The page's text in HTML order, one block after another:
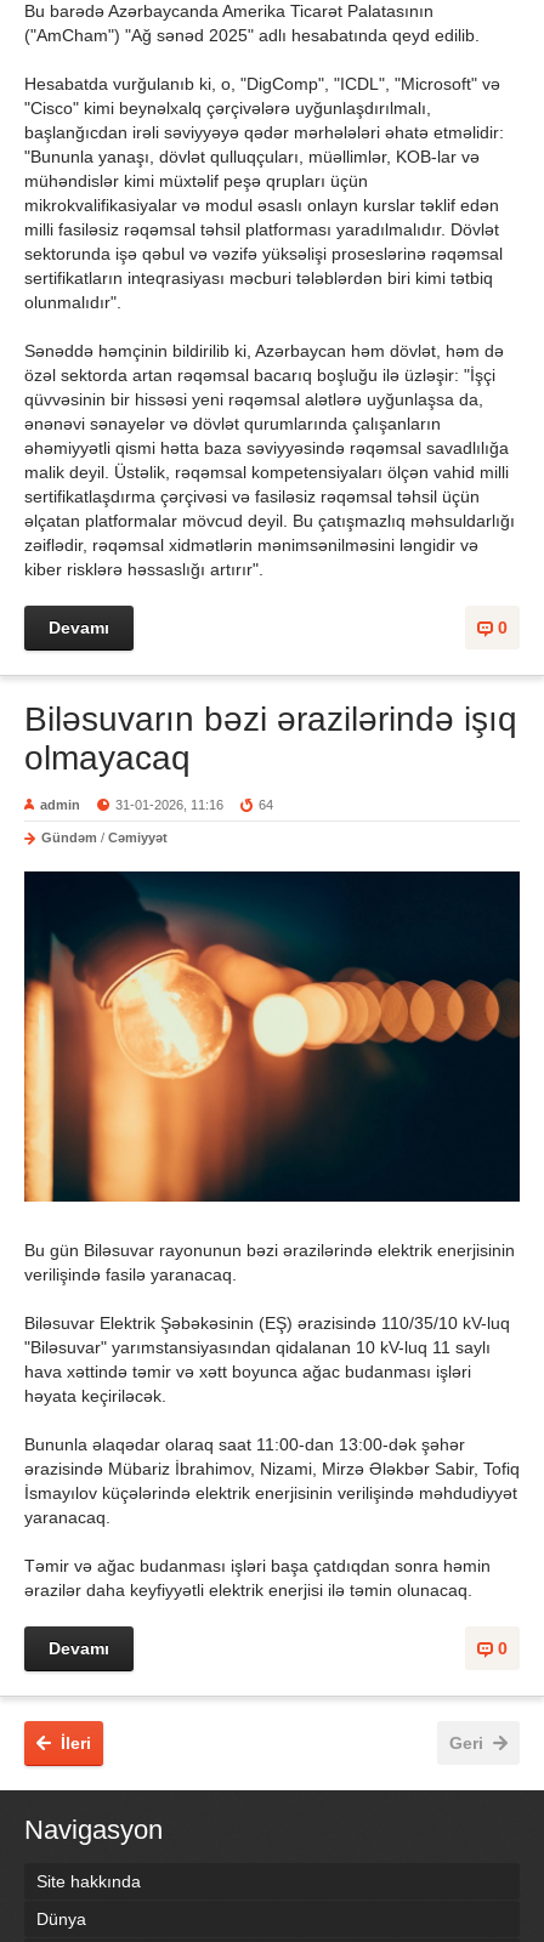
Bu barədə Azərbaycanda Amerika Ticarət Palatasının
("AmCham") "Ağ sənəd 2025" adlı hesabatında qeyd edilib.
Hesabatda vurğulanıb ki, o, "DigComp", "ICDL", "Microsoft" və
"Cisco" kimi beynəlxalq çərçivələrə uyğunlaşdırılmalı,
başlanğıcdan irəli səviyyəyə qədər mərhələləri əhatə etməlidir:
"Bununla yanaşı, dövlət qulluqçuları, müəllimlər, KOB-lar və
mühəndislər kimi müxtəlif peşə qrupları üçün
mikrokvalifikasiyalar və modul əsaslı onlayn kurslar təklif edən
milli fasiləsiz rəqəmsal təhsil platforması yaradılmalıdır. Dövlət
sektorunda işə qəbul və vəzifə yüksəlişi proseslərinə rəqəmsal
sertifikatların inteqrasiyası məcburi tələblərdən biri kimi tətbiq
olunmalıdır".
Sənəddə həmçinin bildirilib ki, Azərbaycan həm dövlət, həm də
özəl sektorda artan rəqəmsal bacarıq boşluğu ilə üzləşir: "İşçi
qüvvəsinin bir hissəsi yeni rəqəmsal alətlərə uyğunlaşsa da,
ənənəvi sənayelər və dövlət qurumlarında çalışanların
əhəmiyyətli qismi hətta baza səviyyəsində rəqəmsal savadlılığa
malik deyil. Üstəlik, rəqəmsal kompetensiyaları ölçən vahid milli
sertifikatlaşdırma çərçivəsi və fasiləsiz rəqəmsal təhsil üçün
əlçatan platformalar mövcud deyil. Bu çatışmazlıq məhsuldarlığı
zəiflədir, rəqəmsal xidmətlərin mənimsənilməsini ləngidir və
kiber risklərə həssaslığı artırır".
0
Devamı
Biləsuvarın bəzi ərazilərində işıq
olmayacaq
admin 31-01-2026, 11:16 64
Gündəm / Cəmiyyət
Bu gün Biləsuvar rayonunun bəzi ərazilərində elektrik enerjisinin
verilişində fasilə yaranacaq.
Biləsuvar Elektrik Şəbəkəsinin (EŞ) ərazisində 110/35/10 kV-luq
"Biləsuvar" yarımstansiyasından qidalanan 10 kV-luq 11 saylı
hava xəttində təmir və xətt boyunca ağac budanması işləri
həyata keçiriləcək.
Bununla əlaqədar olaraq saat 11:00-dan 13:00-dək şəhər
ərazisində Mübariz İbrahimov, Nizami, Mirzə Ələkbər Sabir, Tofiq
İsmayılov küçələrində elektrik enerjisinin verilişində məhdudiyyət
yaranacaq.
Təmir və ağac budanması işləri başa çatdıqdan sonra həmin
ərazilər daha keyfiyyətli elektrik enerjisi ilə təmin olunacaq.
0
Devamı
Geri
İleri
Navigasyon
Site hakkında
Dünya